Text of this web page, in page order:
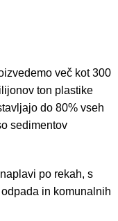
več kot 300
ton plastike
do 80% vseh
sedimentov
po rekah, s
in komunalnih